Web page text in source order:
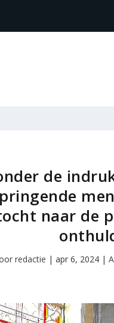
de
naar de
redactie | apr 6, 2024|